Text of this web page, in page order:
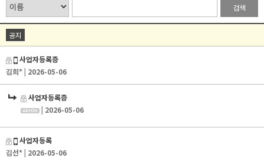
검색
공지
사업자등록증
김희*| 2026-05-06
사업자등록증
| 2026-05-06
사업자등록
김선*| 2026-05-06